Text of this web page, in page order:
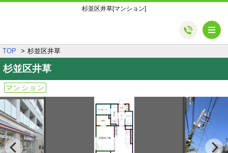
杉並区井草[マンション]
TOP 杉並区井草
杉並区井草
マンション